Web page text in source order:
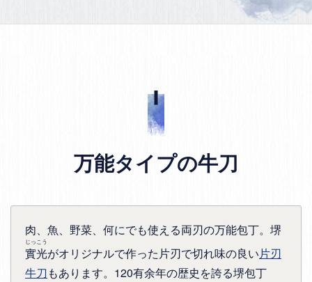
万能タイプの牛刀
肉、魚、野菜、何にでも使える両刃の万能包丁。堺
實光
じっこう
がオリジナルで作った片刃で切れ味の良い片刃
牛刀 もあります。120有余年の歴史を誇る堺包丁